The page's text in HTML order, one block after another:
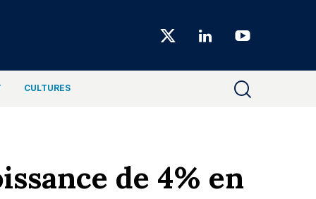
Choiseul
CULTURES
de 4% en